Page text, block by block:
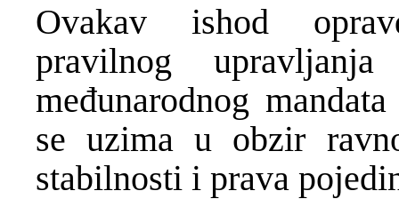
Ovakav ishod
pravilnog
međunarodnog
se uzima u obzir
stabilnosti i prava